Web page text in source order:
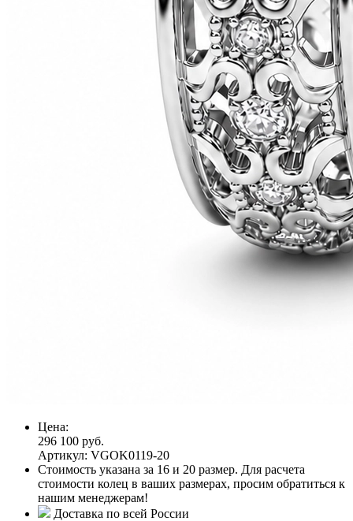
Цена:
296 100 руб.
Артикул: VGOK0119-20
Стоимость указана за 16 и 20 размер. Для расчета
стоимости колец в ваших размерах, просим обратиться к
нашим менеджерам!
Доставка по всей России